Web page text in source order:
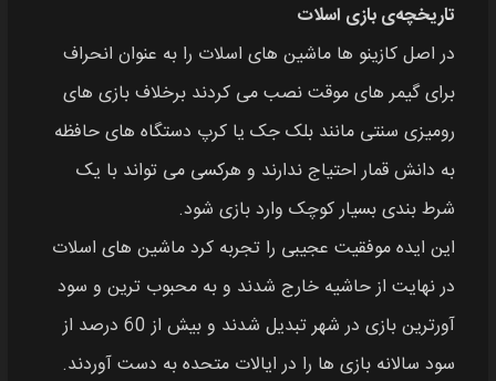
تاریخچه‌ی بازی اسلات
در اصل کازینو ها ماشین‌ های اسلات را به عنوان انحراف
برای گیمر های موقت نصب می‌ کردند برخلاف بازی های
رومیزی سنتی مانند بلک جک یا کرپ دستگاه‌ های حافظه
به دانش قمار احتیاج ندارند و هرکسی می‌ تواند با یک
شرط بندی بسیار کوچک وارد بازی شود.
این ایده موفقیت عجیبی را تجربه کرد ماشین‌ های اسلات
در نهایت از حاشیه خارج شدند و به محبوب‌ ترین و سود
آورترین بازی در شهر تبدیل شدند و بیش از 60 درصد از
سود سالانه بازی‌ ها را در ایالات متحده به دست آوردند.